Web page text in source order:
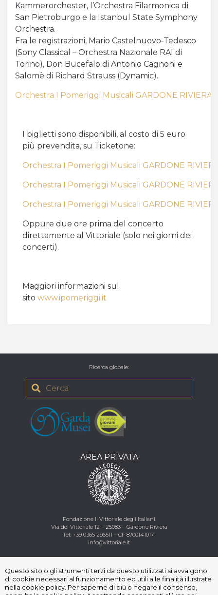
Questo sito o gli strumenti terzi da questo utilizzati si avvalgono
di cookie necessari al funzionamento ed utili alle finalità illustrate
nella cookie policy. Per saperne di più o negare il consenso,
Kammerorchester, l’Orchestra Filarmonica di
San Pietroburgo e la Istanbul State Symphony
Orchestra.
Fra le registrazioni, Mario Castelnuovo-Tedesco
(Sony Classical – Orchestra Nazionale RAI di
Torino), Don Bucefalo di Antonio Cagnoni e
Salomè di Richard Strauss (Dynamic).
Orchestra I Pomeriggi Musicali GARDONE RIVIERA
I biglietti sono disponibili, al costo di 5 euro
più prevendita, su Ticketone:
Orchestra I Pomeriggi Musicali GARDONE
Orchestra I Pomeriggi Musicali GARDONE
Orchestra I Pomeriggi Musicali GARDONE
Oppure due ore prima del concerto
direttamente al Vittoriale (solo nei giorni dei
concerti).
Maggiori informazioni sul
sito www.ipomeriggi.it
Ricerca globale:
AREA PRIVATA
Fondazione Il Vittoriale degli Italiani
Via del Vittoriale 12 – 25083 – Gardone Riviera
Tel. +39 0365 296511 – CF87001410171
info@vittoriale.it